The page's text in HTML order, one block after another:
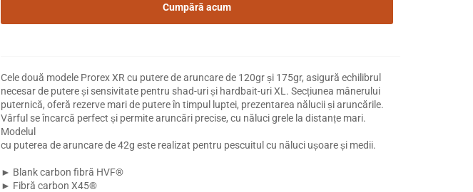
Cumpără acum
Cele două modele Prorex XR cu putere de aruncare de 120gr și 175gr, asigură echilibrul
necesar de putere și sensivitate pentru shad-uri și hardbait-uri XL. Secțiunea mânerului
puternică, oferă rezerve mari de putere în timpul luptei, prezentarea nălucii și aruncările.
Vârful se încarcă perfect și permite aruncări precise, cu năluci grele la distanțe mari.
Modelul
cu puterea de aruncare de 42g este realizat pentru pescuitul cu năluci ușoare și medii.
► Blank carbon fibră HVF®
► Fibră carbon X45®